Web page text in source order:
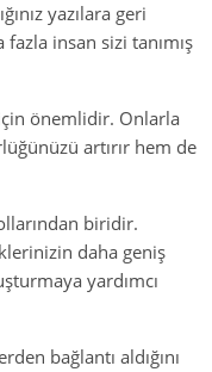
yazılara geri
insan sizi tanımış
önemlidir. Onlarla
artırır hem de
biridir.
daha geniş
yardımcı
bağlantı aldığını